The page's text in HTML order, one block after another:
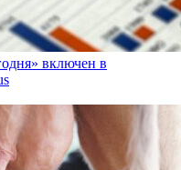
включен в